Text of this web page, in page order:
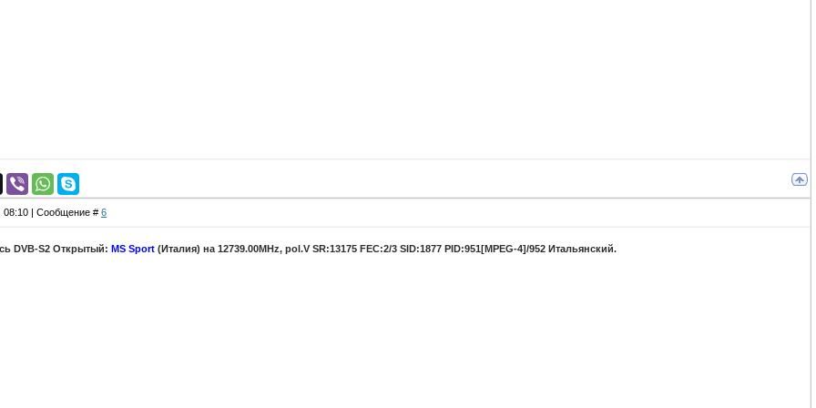
08:10 | Сообщение # 6
DVB-S2 Открытый: MS Sport (Италия) на 12739.00MHz, pol.V SR:13175 FEC:2/3 SID:1877 PID:951[MPEG-4]/952 Итальянский.